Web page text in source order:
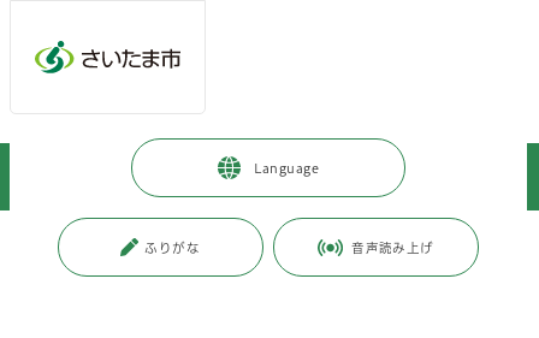
Language
ふりがな 音声読み上げ
市政情報 広聴・市民参加・アンケート
都市インフラ
ページ番号：J006351